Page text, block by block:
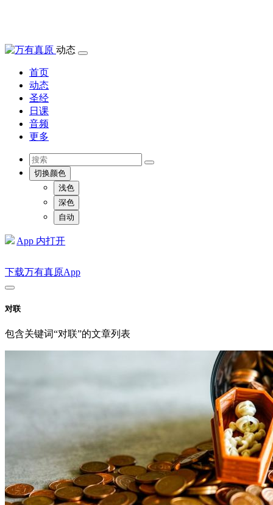
动态
首页
动态
圣经
日课
音频
更多
切换颜色
浅色
深色
自动
App 内打开
下载万有真原App
对联
包含关键词“对联”的文章列表